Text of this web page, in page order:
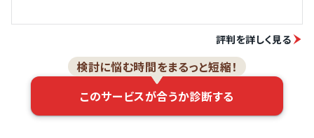
評判を詳しく見る
検討に悩む時間をまるっと短縮！
このサービスが合うか診断する